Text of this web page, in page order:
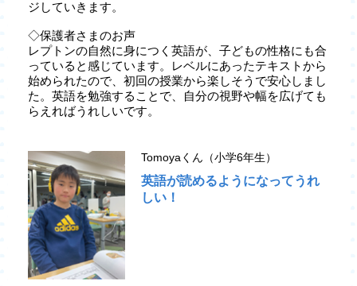
ジしていきます。
◇保護者さまのお声
レプトンの自然に身につく英語が、子どもの性格にも合
っていると感じています。レベルにあったテキストから
始められたので、初回の授業から楽しそうで安心しまし
た。英語を勉強することで、自分の視野や幅を広げても
らえればうれしいです。
Tomoyaくん（小学6年生）
英語が読めるようになってうれ
しい！